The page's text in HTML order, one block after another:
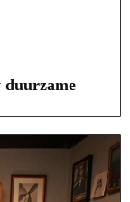
duurzame